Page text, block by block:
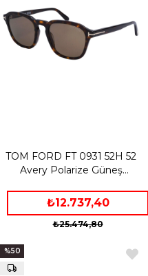
TOM FORD FT 0931 52H 52
Avery Polarize Güneş
₺12.737,40
₺25.474,80
%50